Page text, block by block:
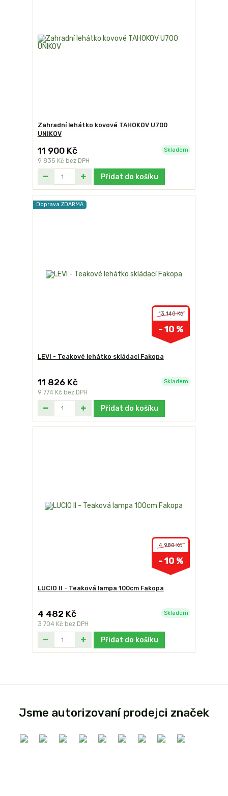
Zahradní lehátko kovové TAHOKOV U700
UNIKOV
11 900 Kč
9 835 Kč bez DPH
Skladem
Přidat do košíku
Doprava ZDARMA
13 140 Kč
- 10 %
LEVI - Teakové lehátko skládací Fakopa
11 826 Kč
9 774 Kč bez DPH
Skladem
Přidat do košíku
4 980 Kč
- 10 %
LUCIO II - Teaková lampa 100cm Fakopa
4 482 Kč
3 704 Kč bez DPH
Skladem
Přidat do košíku
Jsme autorizovaní prodejci značek